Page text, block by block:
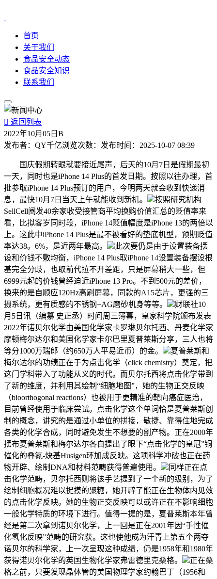
首页
关于我们
食品安全动态
食品安全知识
联系我们
 返回列表
2022年10月05日B
发布者： QY千亿浏览次数： 发布时间： 2025-10-07 08:39
国庆假期转眼就要接近尾声，后天的10月7日是假期最初
一天，同时也是iPhone 14 Plus的首发日期。按照以往办理，首
批参取iPhone 14 Plus预订的用户，今明两天就会收到快递消
息，最快10月7日当天上午就能收到新机。
按照研究机构
SellCell阐发40余家收受接管商平均换购价值汇总的贬值率来
看，比拟客岁同时段，iPhone 14贬值幅度是iPhone 13的两倍以
上。这此中iPhone 14 Plus是最不被看好的垫底机型，预期贬值
率达38。6%，是近两年最高。
此次要仍是由于设置装备摆
设和价钱不敷均衡，iPhone 14 Plus取iPhone 14设置装备摆设根
基完全分歧，也取前代拉不开差距，只是屏幕稍大一些，但
6999元起的价钱曾经迫近iPhone 13 Pro。不到500元的差价，
换来的是自顺应120Hz高刷屏幕，同款的A15芯片，更强的三
摄系统，更有质感的不锈钢+AG磨砂机身等等。
财联社10
月5日讯（编纂 史正丞）时间周三薄暮，皇家科学院颁布发表
2022年诺贝尔化学由美国化学家卡罗琳贝尔托西、丹麦化学家
摩顿梅尔达尔和美国化学家卡尔巴里夏普莱斯分享，三人也将
等分1000万瑞郎（约650万人平易近币）的金。
夏普莱斯和
梅尔达尔的功绩正在于为点击化学（click chemistry）奠定，把
这门学科带入了功能从义的时代。而贝尔托西将点击化学带到
了新的维度，并利用其绘制“细胞地图”，她的生物正交反映
（bioorthogonal reactions）也被用于更精准的靶向癌症医治，
目前曾经使用于临床尝试。点击化学这个单词恰是夏普莱斯创
制的概念，讲究的是通过小单位的拼接，敏捷、靠得住地完成
各类的化学合成，同时避免发生不想要的副产物。正在2000年
摆布夏普莱斯和梅尔达尔各自提出了眼下“点击化学的皇冠”铜
催化的叠氮-炔基Husigen环加成反映。这项科学冲破也正在药
物开辟、绘制DNA和材料范畴获得普遍使用。
同样正在点
击化学范畴，贝尔托西则将该手艺提到了一个新的级别，为了
绘制细胞概况难以捉摸的聚糖，她开辟了能正在生物体内见效
的点击化学反映。她的生物正交反映可以或许正在不影响细胞
一般化学特质的环境下进行。值得一提的是，夏普莱斯本年曾
经是第二次拿到诺贝尔化学，上一回是正在2001年因“手性催
化氢化反映”范畴的研究获。这也使他成为汗青上第五个两夺
诺贝尔的科学家，上一次呈现这种成绩，仍是1958年和1980年
获得诺贝尔化学的英国生物化学家弗雷德里克桑格。
正在桑
格之前，只要发现晶体管的美国物理学家约翰巴丁（1956和